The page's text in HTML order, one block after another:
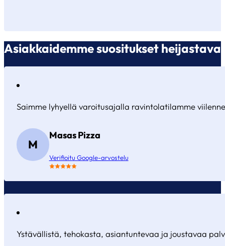
Asiakkaidemme suositukset
Saimme lyhyellä varoitusajalla ravintolatilamme
M
Masas Pizza
Verifioitu Google-arvostelu
Ystävällistä, tehokasta, asiantuntevaa ja joustavaa